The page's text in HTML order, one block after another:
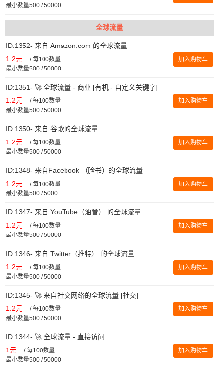
最小数量500 / 50000
全球流量
ID:1352- 来自 Amazon.com 的全球流量
1.2元 /每100数量
最小数量500 / 50000
加入购物车
ID:1351- 🚀 全球流量 - 商业 [有机 - 自定义关键字]
1.2元 /每100数量
最小数量500 / 50000
加入购物车
ID:1350- 来自 谷歌的全球流量
1.2元 /每100数量
最小数量500 / 50000
加入购物车
ID:1348- 来自Facebook （脸书）的全球流量
1.2元 /每100数量
最小数量500 / 5000
加入购物车
ID:1347- 来自 YouTube（油管） 的全球流量
1.2元 /每100数量
最小数量500 / 50000
加入购物车
ID:1346- 来自 Twitter（推特） 的全球流量
1.2元 /每100数量
最小数量500 / 50000
加入购物车
ID:1345- 🚀 来自社交网络的全球流量 [社交]
1.2元 /每100数量
最小数量500 / 50000
加入购物车
ID:1344- 🚀 全球流量 - 直接访问
1元 /每100数量
最小数量500 / 50000
加入购物车